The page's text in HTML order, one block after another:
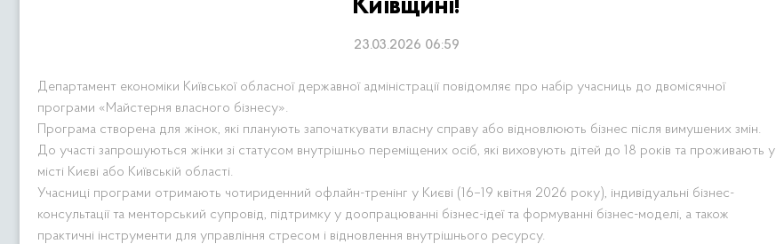
Київщині!
23.03.2026 06:59
Департамент економіки Київської обласної державної адміністрації повідомляє про набір учасниць до двомісячної
програми «Майстерня власного бізнесу».
Програма створена для жінок, які планують започаткувати власну справу або відновлюють бізнес після вимушених змін.
До участі запрошуються жінки зі статусом внутрішньо переміщених осіб, які виховують дітей до 18 років та проживають у
місті Києві або Київській області.
Учасниці програми отримають чотириденний офлайн-тренінг у Києві (16–19 квітня 2026 року), індивідуальні бізнес-
консультації та менторський супровід, підтримку у доопрацюванні бізнес-ідеї та формуванні бізнес-моделі, а також
практичні інструменти для управління стресом і відновлення внутрішнього ресурсу.